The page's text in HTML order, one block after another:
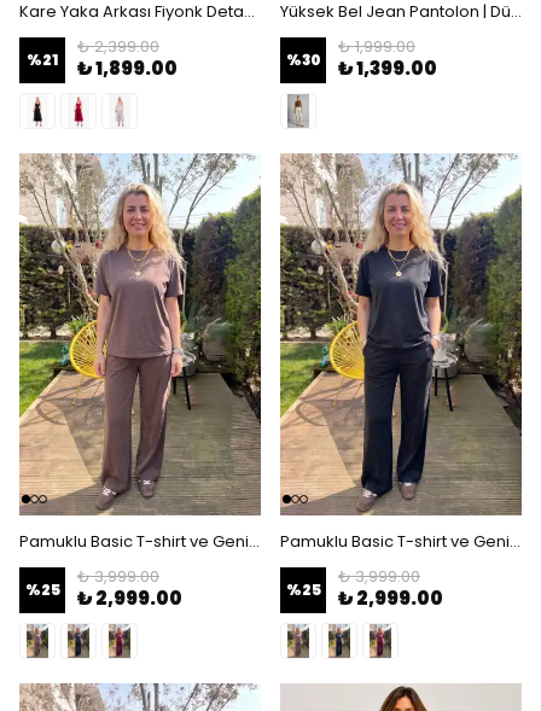
Kare Yaka Arkası Fiyonk Detaylı Midi Elbise - Askılı Kloş Abiye Elbise - Kırmızı
%21
₺ 2,399.00
₺ 1,899.00
Yüksek Bel Jean Pantolon | Düz Kesim Denim - Krem
%30
₺ 1,999.00
₺ 1,399.00
Pamuklu Basic T-shirt ve Geniş Paça Pantolon İkili Takım - Kahverengi
%25
₺ 3,999.00
₺ 2,999.00
Pamuklu Basic T-shirt ve Geniş Paça Pantolon İkili Takım - Siyah
%25
₺ 3,999.00
₺ 2,999.00